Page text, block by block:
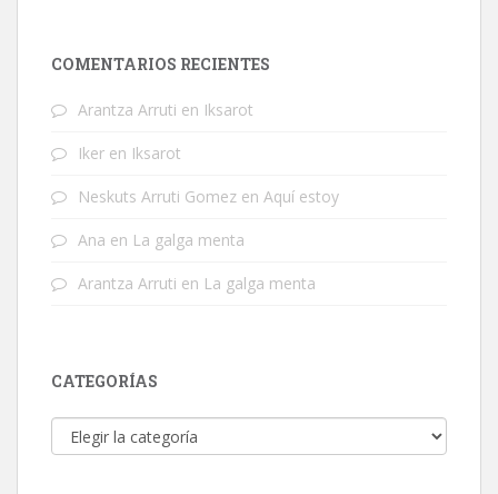
COMENTARIOS RECIENTES
Arantza Arruti en Iksarot
Iker en Iksarot
Neskuts Arruti Gomez en Aquí estoy
Ana en La galga menta
Arantza Arruti en La galga menta
CATEGORÍAS
Categorías